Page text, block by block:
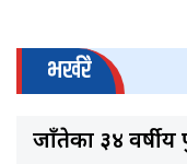
भर्खरै
जाँतेका ३४